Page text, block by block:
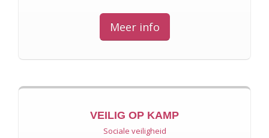
Meer info
VEILIG OP KAMP
Sociale veiligheid